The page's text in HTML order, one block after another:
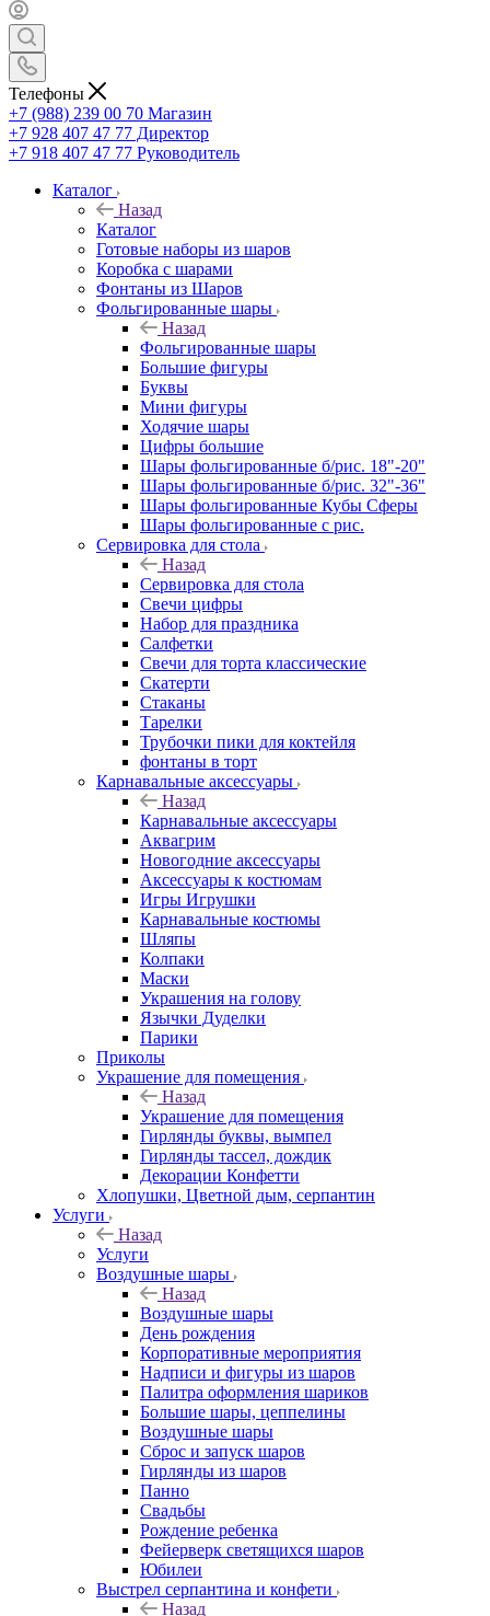
Телефоны
+7 (988) 239 00 70 Магазин
+7 928 407 47 77 Директор
+7 918 407 47 77 Руководитель
Каталог
Назад
Каталог
Готовые наборы из шаров
Коробка с шарами
Фонтаны из Шаров
Фольгированные шары
Назад
Фольгированные шары
Большие фигуры
Буквы
Мини фигуры
Ходячие шары
Цифры большие
Шары фольгированные б/рис. 18"-20"
Шары фольгированные б/рис. 32"-36"
Шары фольгированные Кубы Сферы
Шары фольгированные с рис.
Сервировка для стола
Назад
Сервировка для стола
Свечи цифры
Набор для праздника
Салфетки
Свечи для торта классические
Скатерти
Стаканы
Тарелки
Трубочки пики для коктейля
фонтаны в торт
Карнавальные аксессуары
Назад
Карнавальные аксессуары
Аквагрим
Новогодние аксессуары
Аксессуары к костюмам
Игры Игрушки
Карнавальные костюмы
Шляпы
Колпаки
Маски
Украшения на голову
Язычки Дуделки
Парики
Приколы
Украшение для помещения
Назад
Украшение для помещения
Гирлянды буквы, вымпел
Гирлянды тассел, дождик
Декорации Конфетти
Хлопушки, Цветной дым, серпантин
Услуги
Назад
Услуги
Воздушные шары
Назад
Воздушные шары
День рождения
Корпоративные мероприятия
Надписи и фигуры из шаров
Палитра оформления шариков
Большие шары, цеппелины
Воздушные шары
Сброс и запуск шаров
Гирлянды из шаров
Панно
Свадьбы
Рождение ребенка
Фейерверк светящихся шаров
Юбилеи
Выстрел серпантина и конфети
Назад